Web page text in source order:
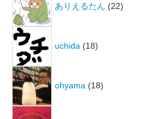
ありえるたん (22)
uchida (18)
ohyama (18)